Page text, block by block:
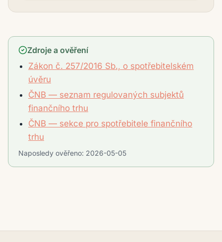
Zdroje a ověření
Zákon č. 257/2016 Sb., o spotřebitelském
úvěru
ČNB — seznam regulovaných subjektů
finančního trhu
ČNB — sekce pro spotřebitele finančního
trhu
Naposledy ověřeno: 2026-05-05